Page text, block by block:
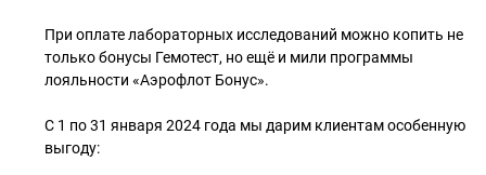
При оплате лабораторных исследований можно копить не
только бонусы Гемотест, но ещё и мили программы
лояльности «Аэрофлот Бонус».
С 1 по 31 января 2024 года мы дарим клиентам особенную
выгоду: